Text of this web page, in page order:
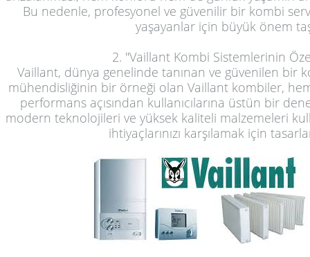
Bu nedenle, profesyonel ve güvenilir bir kombi
yaşayanlar için büyük önem
2. "Vaillant Kombi Sistemlerinin
Vaillant, dünya genelinde tanınan ve güvenilen bir
mühendisliğinin bir örneği olan Vaillant kombiler,
performans açısından kullanıcılarına üstün bir
modern teknolojileri ve yüksek kaliteli malzemeleri
ihtiyaçlarınızı karşılamak için